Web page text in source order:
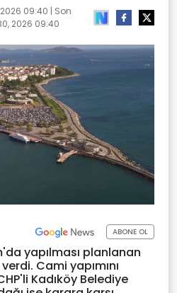
09:40 | Son
2026 09:40
ABONE OL
yapılması planlanan
Cami yapımını
Kadıköy Belediye